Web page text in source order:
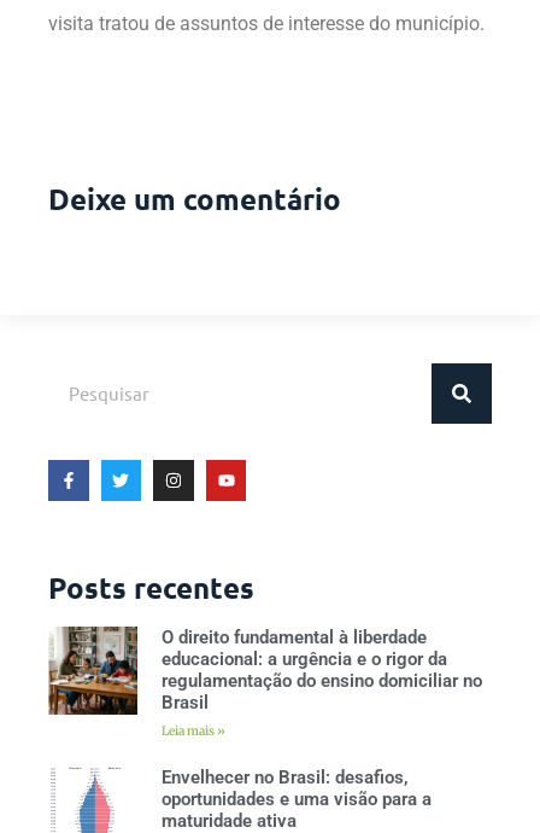
visita tratou de assuntos de interesse do município.
Deixe um comentário
Posts recentes
O direito fundamental à liberdade
educacional: a urgência e o rigor da
regulamentação do ensino domiciliar no
Brasil
Leia mais »
Envelhecer no Brasil: desafios,
oportunidades e uma visão para a
maturidade ativa